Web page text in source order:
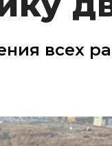
всех